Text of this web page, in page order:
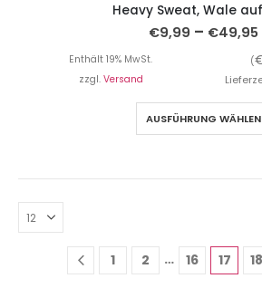
Heavy Sweat, Wale
€9,99 – €49,95
Enthält 19% MwSt. (
zzgl. Versand
AUSFÜHRUNG WÄHLEN
1 2 … 16 17 18